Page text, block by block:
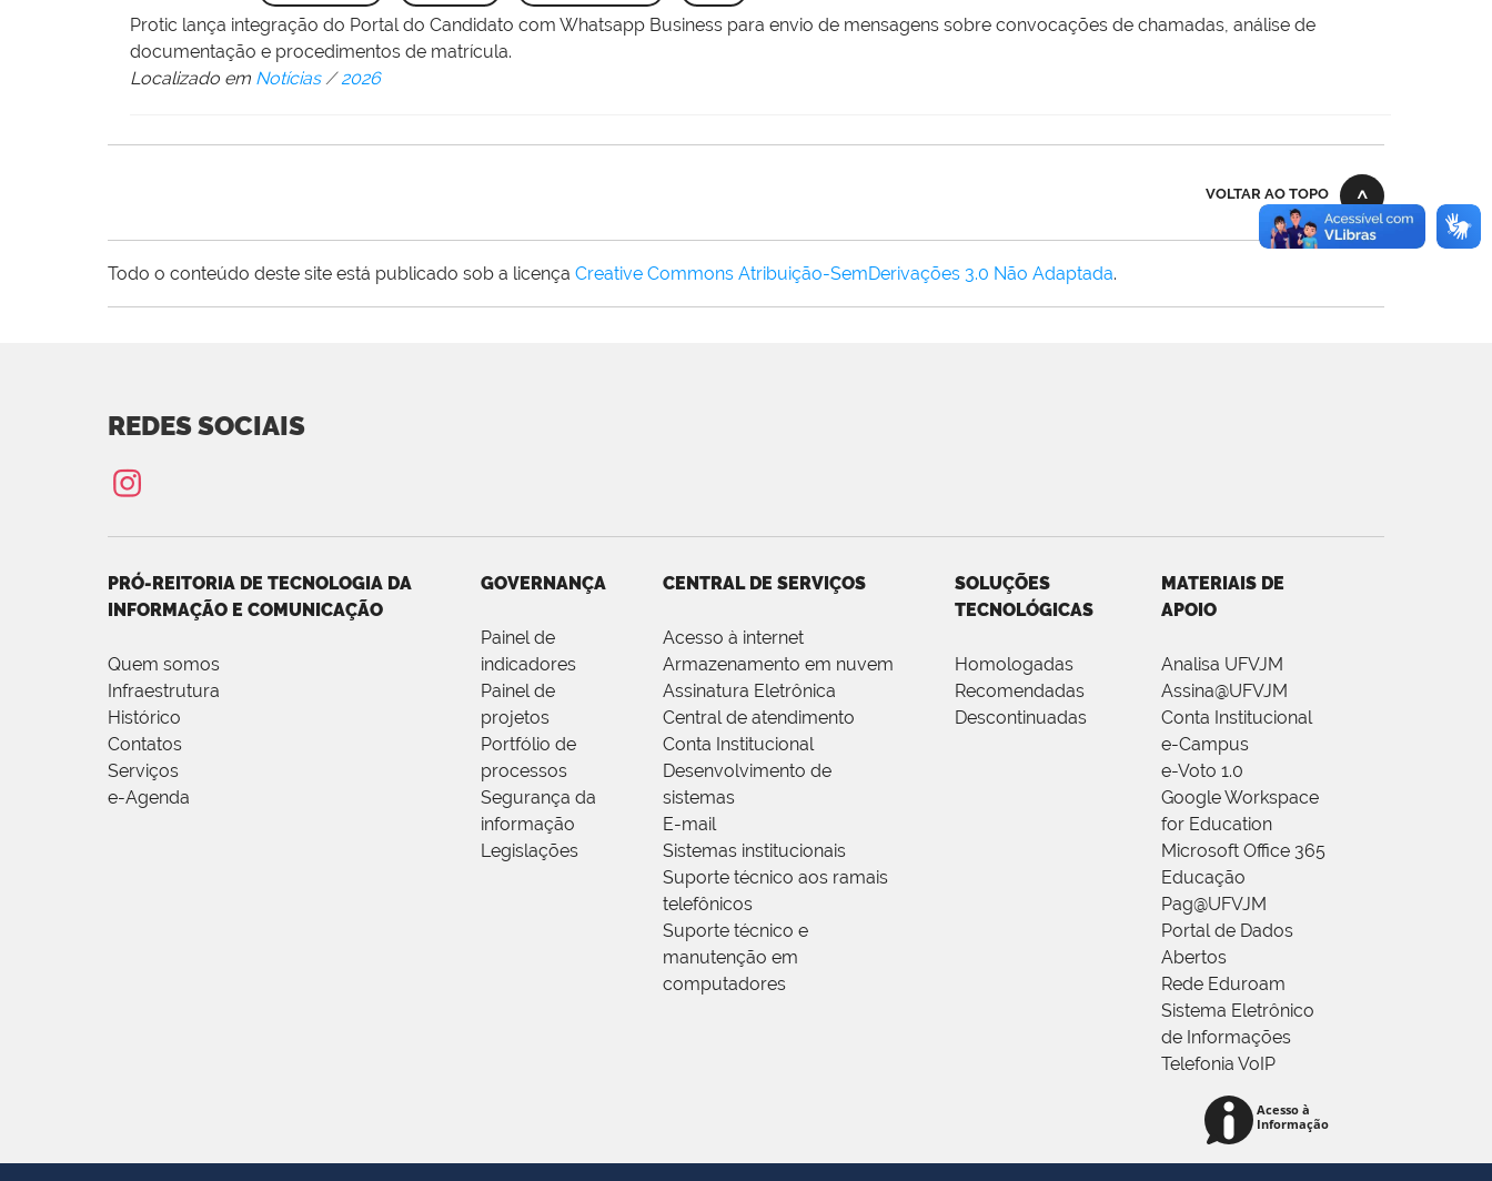
Protic lança integração do Portal do Candidato com Whatsapp Business para envio de mensagens sobre convocações de chamadas, análise de
documentação e procedimentos de matrícula.
Localizado em Notícias /2026
VOLTAR AO TOPO
Todo o conteúdo deste site está publicado sob a licença Creative Commons Atribuição-SemDerivações 3.0 Não Adaptada.
REDES SOCIAIS
PRÓ-REITORIA DE TECNOLOGIA DA
INFORMAÇÃO E COMUNICAÇÃO
Quem somos
Infraestrutura
Histórico
Contatos
Serviços
e-Agenda
GOVERNANÇA
Painel de
indicadores
Painel de
projetos
Portfólio de
processos
Segurança da
informação
Legislações
CENTRAL DE SERVIÇOS
Acesso à internet
Armazenamento em nuvem
Assinatura Eletrônica
Central de atendimento
Conta Institucional
Desenvolvimento de
sistemas
E-mail
Sistemas institucionais
Suporte técnico aos ramais
telefônicos
Suporte técnico e
manutenção em
computadores
SOLUÇÕES
TECNOLÓGICAS
Homologadas
Recomendadas
Descontinuadas
MATERIAIS DE
APOIO
Analisa UFVJM
Assina@UFVJM
Conta Institucional
e-Campus
e-Voto 1.0
Google Workspace
for Education
Microsoft Office 365
Educação
Pag@UFVJM
Portal de Dados
Abertos
Rede Eduroam
Sistema Eletrônico
de Informações
Telefonia VoIP